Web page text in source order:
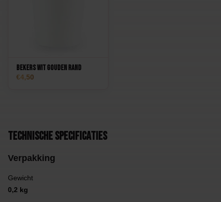
Bekers Wit Gouden Rand
4,50
Technische specificaties
Verpakking
Gewicht
0,2 kg